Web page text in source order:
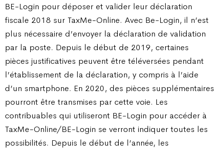
BE-Login pour déposer et valider leur déclaration
fiscale 2018 sur TaxMe-Online. Avec Be-Login, il n’est
plus nécessaire d’envoyer la déclaration de validation
par la poste. Depuis le début de 2019, certaines
pièces justificatives peuvent être téléversées pendant
l’établissement de la déclaration, y compris à l’aide
d’un smartphone. En 2020, des pièces supplémentaires
pourront être transmises par cette voie. Les
contribuables qui utiliseront BE-Login pour accéder à
TaxMe-Online/BE-Login se verront indiquer toutes les
possibilités. Depuis le début de l’année, les